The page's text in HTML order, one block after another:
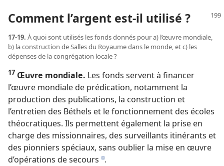
Comment l’argent est-​il utilisé ?
17-19. À quoi sont utilisés les fonds donnés pour a) l’œuvre mondiale,
b) la construction de Salles du Royaume dans le monde, et c) les
dépenses de la congrégation locale ?
17 Œuvre mondiale. Les fonds servent à financer
l’œuvre mondiale de prédication, notamment la
production des publications, la construction et
l’entretien des Béthels et le fonctionnement des écoles
théocratiques. Ils permettent également la prise en
charge des missionnaires, des surveillants itinérants et
des pionniers spéciaux, sans oublier la mise en œuvre
d’opérations de secours d.